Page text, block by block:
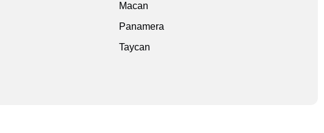
Macan
Panamera
Taycan